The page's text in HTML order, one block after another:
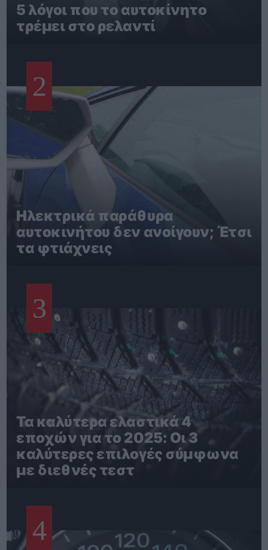
5 λόγοι που το αυτοκίνητο
τρέμει στο ρελαντί
2
Ηλεκτρικά παράθυρα
αυτοκινήτου δεν ανοίγουν; Έτσι
τα φτιάχνεις
3
Τα καλύτερα ελαστικά 4
εποχών για το 2025: Οι 3
καλύτερες επιλογές σύμφωνα
με διεθνές τεστ
4